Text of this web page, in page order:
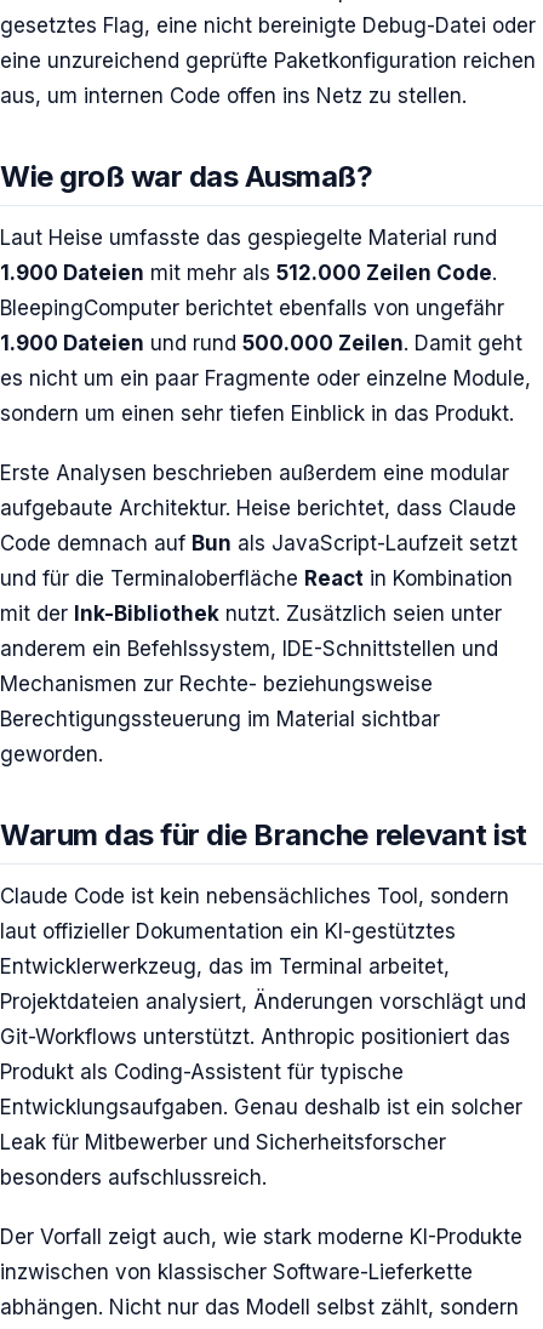
gesetztes Flag, eine nicht bereinigte Debug-Datei oder
eine unzureichend geprüfte Paketkonfiguration reichen
aus, um internen Code offen ins Netz zu stellen.
Wie groß war das Ausmaß?
Laut Heise umfasste das gespiegelte Material rund
1.900 Dateien mit mehr als 512.000 Zeilen Code.
BleepingComputer berichtet ebenfalls von ungefähr
1.900 Dateien und rund 500.000 Zeilen. Damit geht
es nicht um ein paar Fragmente oder einzelne Module,
sondern um einen sehr tiefen Einblick in das Produkt.
Erste Analysen beschrieben außerdem eine modular
aufgebaute Architektur. Heise berichtet, dass Claude
Code demnach auf Bun als JavaScript-Laufzeit setzt
und für die Terminaloberfläche React in Kombination
mit der Ink-Bibliothek nutzt. Zusätzlich seien unter
anderem ein Befehlssystem, IDE-Schnittstellen und
Mechanismen zur Rechte- beziehungsweise
Berechtigungssteuerung im Material sichtbar
geworden.
Warum das für die Branche relevant ist
Claude Code ist kein nebensächliches Tool, sondern
laut offizieller Dokumentation ein KI-gestütztes
Entwicklerwerkzeug, das im Terminal arbeitet,
Projektdateien analysiert, Änderungen vorschlägt und
Git-Workflows unterstützt. Anthropic positioniert das
Produkt als Coding-Assistent für typische
Entwicklungsaufgaben. Genau deshalb ist ein solcher
Leak für Mitbewerber und Sicherheitsforscher
besonders aufschlussreich.
Der Vorfall zeigt auch, wie stark moderne KI-Produkte
inzwischen von klassischer Software-Lieferkette
abhängen. Nicht nur das Modell selbst zählt, sondern